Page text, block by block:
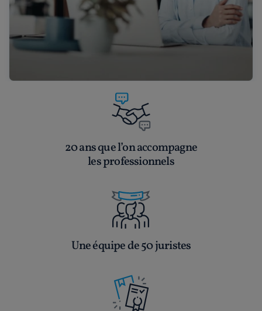
20 ans que l’on accompagne
les professionnels
Une équipe de 50 juristes